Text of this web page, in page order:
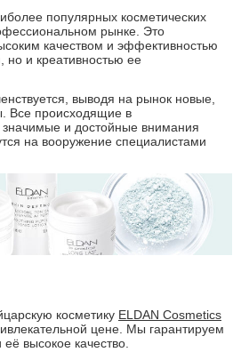
популярных косметических
рынке. Это
качеством и эффективностью
но и креативностью ее
выводя на рынок новые,
Все происходящие в
значимые и достойные внимания
на вооружение специалистами
косметику ELDAN Cosmetics
цене. Мы гарантируем
высокое качество.